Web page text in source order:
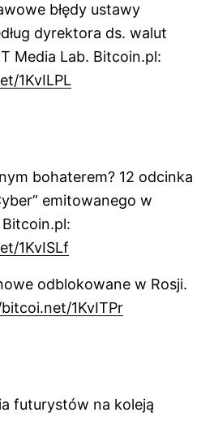
błędy ustawy
dyrektora ds. walut
Media Lab. Bitcoin.pl:
1KvILPL
bohaterem? 12 odcinka
emitowanego w
1KvISLf
odblokowane w Rosji.
1KvITPr
futurystów na koleją